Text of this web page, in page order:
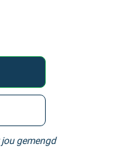
gemengd